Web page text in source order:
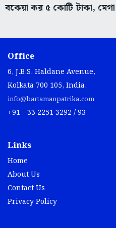
বকেয়া কর ৫ কোটি টাকা,
Office
6, J.B.S. Haldane Avenue,
Kolkata 700 105, India.
info@bartamanpatrika.com
+91 - 33 2251 3292 / 93
Links
Home
About Us
Contact Us
Privacy Policy